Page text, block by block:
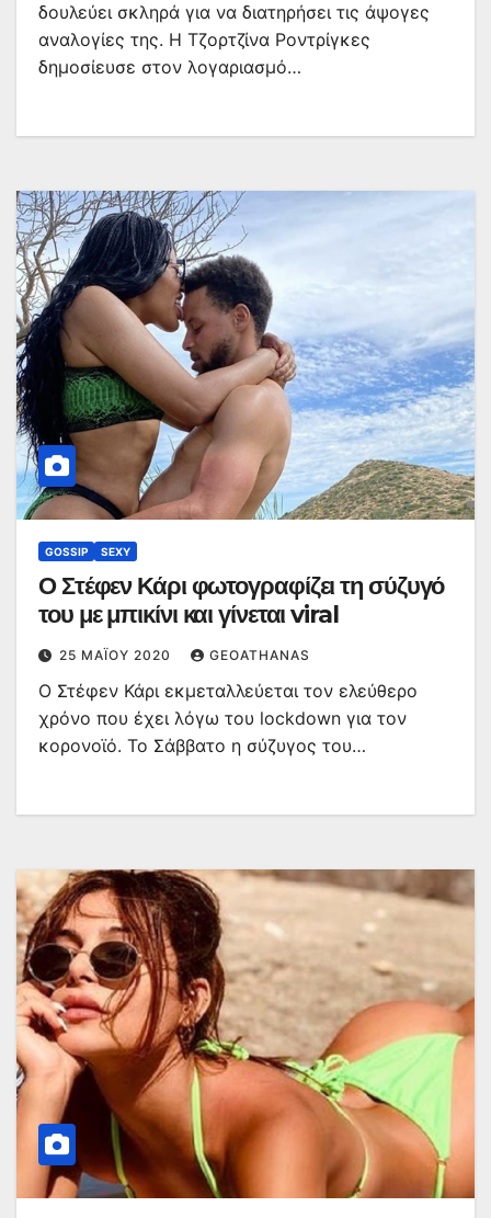
δουλεύει σκληρά για να διατηρήσει τις άψογες
αναλογίες της. Η Τζορτζίνα Ροντρίγκες
δημοσίευσε στον λογαριασμό…
GOSSIP SEXY
Ο Στέφεν Κάρι φωτογραφίζει τη σύζυγό
του με μπικίνι και γίνεται viral
25 ΜΑΪ́ΟΥ 2020 GEOATHANAS
Ο Στέφεν Κάρι εκμεταλλεύεται τον ελεύθερο
χρόνο που έχει λόγω του lockdown για τον
κορονοϊό. Το Σάββατο η σύζυγος του…